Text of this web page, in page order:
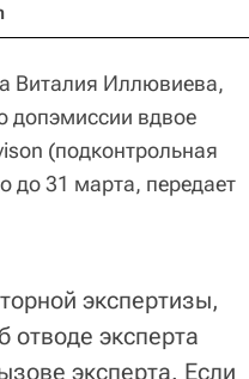
Виталия Иллювиева,
допэмиссии вдвое
(подконтрольная
до 31 марта, передает
экспертизы,
отводе эксперта
эксперта. Если